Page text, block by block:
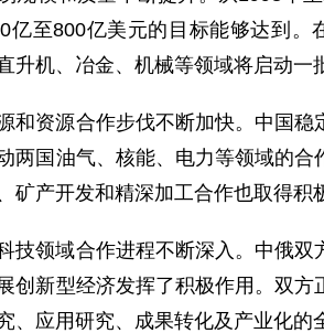
亿至800亿美元的目标能够达到
升机、冶金、机械等领域将启动一
源合作步伐不断加快。中国稳定
两国油气、核能、电力等领域的
矿产开发和精深加工合作也取得积
域合作进程不断深入。中俄双方
创新型经济发挥了积极作用。双
、应用研究、成果转化及产业化的